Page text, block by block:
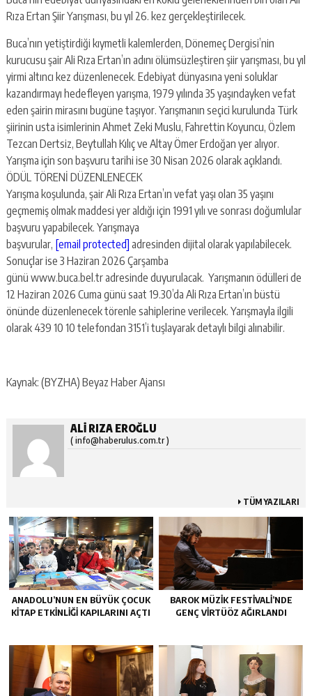
Rıza Ertan Şiir Yarışması, bu yıl 26. kez gerçekleştirilecek.
Buca’nın yetiştirdiği kıymetli kalemlerden, Dönemeç Dergisi’nin
kurucusu şair Ali Rıza Ertan’ın adını ölümsüzleştiren şiir yarışması, bu yıl
yirmi altıncı kez düzenlenecek. Edebiyat dünyasına yeni soluklar
kazandırmayı hedefleyen yarışma, 1979 yılında 35 yaşındayken vefat
eden şairin mirasını bugüne taşıyor. Yarışmanın seçici kurulunda Türk
şiirinin usta isimlerinin Ahmet Zeki Muslu, Fahrettin Koyuncu, Özlem
Tezcan Dertsiz, Beytullah Kılıç ve Altay Ömer Erdoğan yer alıyor.
Yarışma için son başvuru tarihi ise 30 Nisan 2026 olarak açıklandı.
ÖDÜL TÖRENİ DÜZENLENECEK
Yarışma koşulunda, şair Ali Rıza Ertan’ın vefat yaşı olan 35 yaşını
geçmemiş olmak maddesi yer aldığı için 1991 yılı ve sonrası doğumlular
başvuru yapabilecek. Yarışmaya
başvurular, [email protected] adresinden dijital olarak yapılabilecek.
Sonuçlar ise 3 Haziran 2026 Çarşamba
günü www.buca.bel.tr adresinde duyurulacak. Yarışmanın ödülleri de
12 Haziran 2026 Cuma günü saat 19.30’da Ali Rıza Ertan’ın büstü
önünde düzenlenecek törenle sahiplerine verilecek. Yarışmayla ilgili
olarak 439 10 10 telefondan 3151’i tuşlayarak detaylı bilgi alınabilir.
Kaynak: (BYZHA) Beyaz Haber Ajansı
ALI RIZA EROĞLU
( info@haberulus.com.tr )
TÜM YAZILARI
ANADOLU’NUN EN BÜYÜK ÇOCUK
KITAP ETKINLIĞI KAPILARINI AÇTI
BAROK MÜZIK FESTIVALI’NDE
GENÇ VIRTÜÖZ AĞIRLANDI